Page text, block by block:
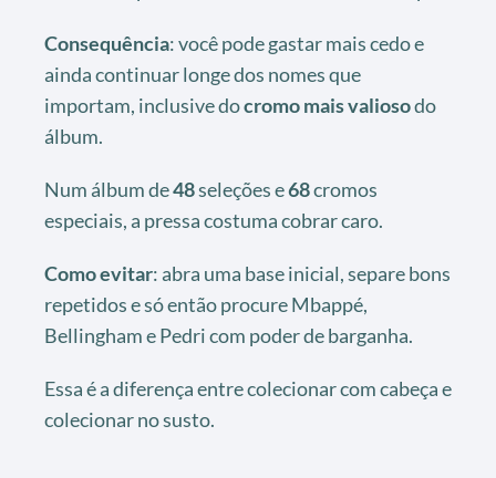
Consequência: você pode gastar mais cedo e
ainda continuar longe dos nomes que
importam, inclusive docromo mais valiosodo
álbum.
Num álbum de48seleções e68cromos
especiais, a pressa costuma cobrar caro.
Como evitar: abra uma base inicial, separe bons
repetidos e só então procure Mbappé,
Bellingham e Pedri com poder de barganha.
Essa é a diferença entre colecionar com cabeça e
colecionar no susto.